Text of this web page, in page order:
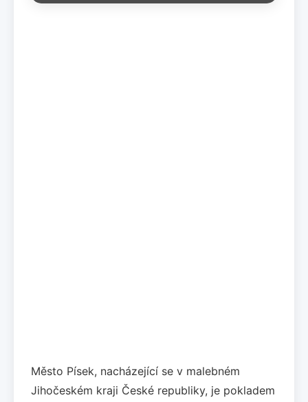
Město Písek, nacházející se v malebném
Jihočeském kraji České republiky, je pokladem